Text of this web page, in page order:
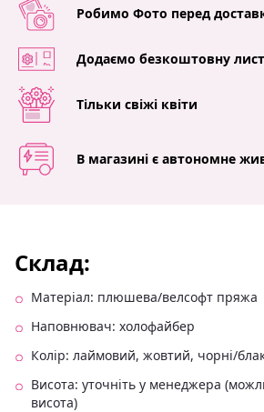
Робимо Фото перед
Додаємо безкоштовну
Тільки свіжі квіти
В магазині є автономне
Склад:
Матеріал: плюшева/велсофт пряжа
Наповнювач: холофайбер
Колір: лаймовий, жовтий, чорні/
Висота: уточніть у менеджера
висота)